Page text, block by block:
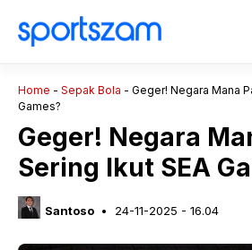
Home - Sepak Bola - Geger! Negara Mana
Games?
Geger! Negara
Sering Ikut SEA
Santoso 24-11-2025 - 16.04